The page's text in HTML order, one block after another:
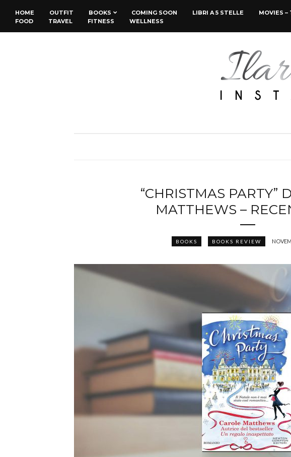
HOME OUTFIT BOOKS COMING SOON LIBRI A 5 STELLE
MOVIES –
FOOD
TRAVEL FITNESS WELLNESS
“CHRISTMAS PARTY”
MATTHEWS –
BOOKS BOOKS REVIEW